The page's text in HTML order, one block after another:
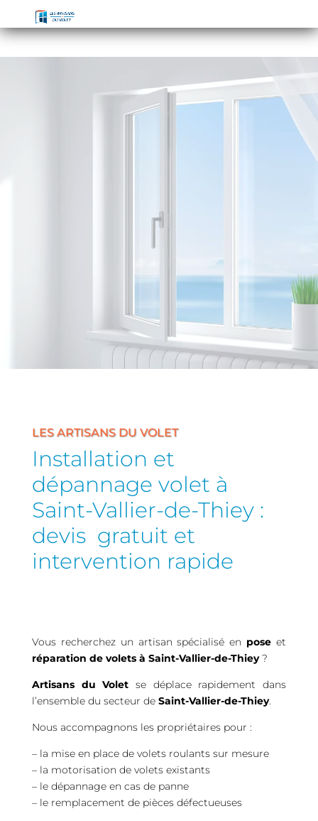
LES ARTISANS DU VOLET
Installation et
dépannage volet à
Saint-Vallier-de-Thiey :
devis gratuit et
intervention rapide
Vous recherchez un artisan spécialisé en pose et
réparation de volets à Saint-Vallier-de-Thiey?
Artisans du Volet se déplace rapidement dans
l’ensemble du secteur de Saint-Vallier-de-Thiey.
Nous accompagnons les propriétaires pour :
– la mise en place de volets roulants sur mesure
– la motorisation de volets existants
– le dépannage en cas de panne
– le remplacement de pièces défectueuses